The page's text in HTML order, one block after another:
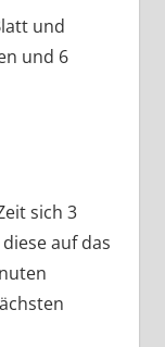
und
und 6
sich 3
auf das